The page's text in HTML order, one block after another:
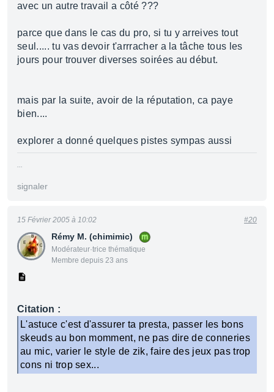
avec un autre travail a côté ???
parce que dans le cas du pro, si tu y arreives tout
seul..... tu vas devoir t'arrracher a la tâche tous les
jours pour trouver diverses soirées au début.
mais par la suite, avoir de la réputation, ca paye
bien....
explorer a donné quelques pistes sympas aussi
...
signaler
Rémy M. (chimimic)
Modérateur·trice thématique
Membre depuis 23 ans
15 Février 2005 à 10:02 #20
Citation :
L'astuce c'est d'assurer ta presta, passer les bons
skeuds au bon momment, ne pas dire de conneries
au mic, varier le style de zik, faire des jeux pas trop
cons ni trop sex...